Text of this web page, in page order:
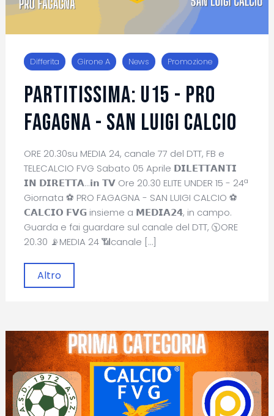
Differita Girone A News Promozione
PARTITISSIMA: U15 - PRO
FAGAGNA - SAN LUIGI CALCIO
ORE 20.30su MEDIA 24, canale 77 del DTT, FB e
TELECALCIO FVG Sabato 05 Aprile 𝗗𝗜𝗟𝗘𝗧𝗧𝗔𝗡𝗧𝗜
𝗜𝗡 𝗗𝗜𝗥𝗘𝗧𝗧𝗔...𝗶𝗻 𝗧𝗩 Ore 20.30 ELITE UNDER 15 - 24ª
Giornata ⚽ PRO FAGAGNA - SAN LUIGI CALCIO ⚽
𝗖𝗔𝗟𝗖𝗜𝗢 𝗙𝗩𝗚 insieme a 𝗠𝗘𝗗𝗜𝗔𝟮𝟰, in campo.
Guarda e fai guardare sul canale del DTT, 🕥ORE
20.30 📡MEDIA 24 📶canale […]
Altro